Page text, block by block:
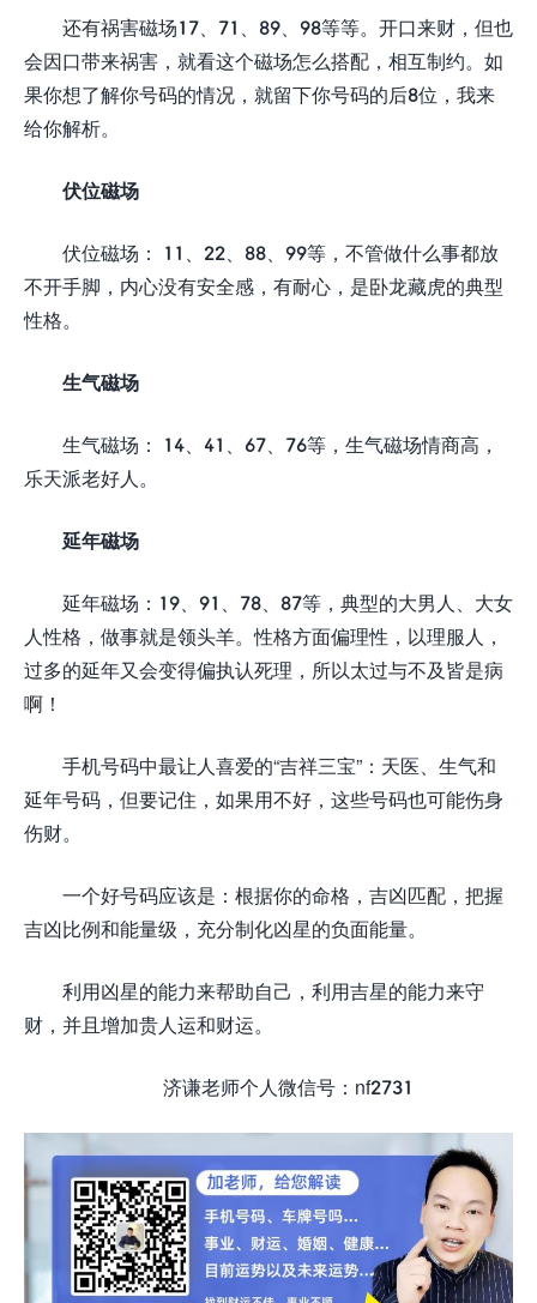
还有祸害磁场17、71、89、98等等。开口来财，但也
会因口带来祸害，就看这个磁场怎么搭配，相互制约。如
果你想了解你号码的情况，就留下你号码的后8位，我来
给你解析。
伏位磁场
伏位磁场： 11、22、88、99等，不管做什么事都放
不开手脚，内心没有安全感，有耐心，是卧龙藏虎的典型
性格。
生气磁场
生气磁场： 14、41、67、76等，生气磁场情商高，
乐天派老好人。
延年磁场
延年磁场：19、91、78、87等，典型的大男人、大女
人性格，做事就是领头羊。性格方面偏理性，以理服人，
过多的延年又会变得偏执认死理，所以太过与不及皆是病
啊！
手机号码中最让人喜爱的“吉祥三宝”：天医、生气和
延年号码，但要记住，如果用不好，这些号码也可能伤身
伤财。
一个好号码应该是：根据你的命格，吉凶匹配，把握
吉凶比例和能量级，充分制化凶星的负面能量。
利用凶星的能力来帮助自己，利用吉星的能力来守
财，并且增加贵人运和财运。
济谦老师个人微信号：nf2731